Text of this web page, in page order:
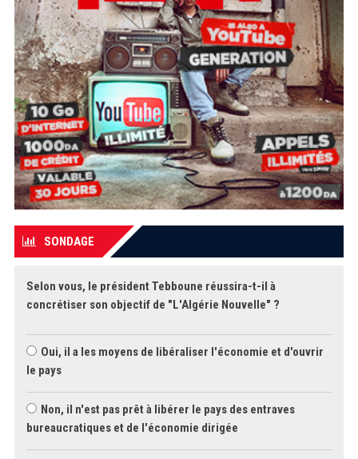
SONDAGE
Selon vous, le président Tebboune réussira-t-il à
concrétiser son objectif de "L'Algérie Nouvelle" ?
Oui, il a les moyens de libéraliser l'économie et d'ouvrir
le pays
Non, il n'est pas prêt à libérer le pays des entraves
bureaucratiques et de l'économie dirigée